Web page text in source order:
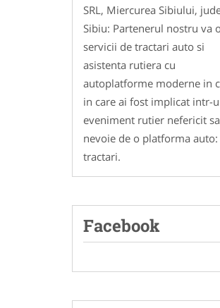
SRL, Miercurea Sibiului,
Sibiu: Partenerul nostru va
servicii de tractari auto si
asistenta rutiera cu
autoplatforme moderne in
in care ai fost implicat intr-
eveniment rutier nefericit
nevoie de o platforma auto:
tractari.
Facebook